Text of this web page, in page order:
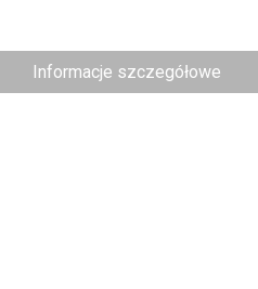
Informacje szczegółowe